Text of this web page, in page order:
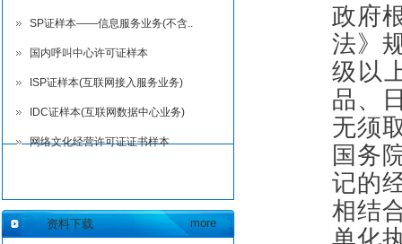
SP证样本——信息服务业务(不含..
国内呼叫中心许可证样本
ISP证样本(互联网接入服务业务)
IDC证样本(互联网数据中心业务)
网络文化经营许可证证书样本
资料下载 more
政府
法》
级以
品、
无须
国务
记的
相结
单化